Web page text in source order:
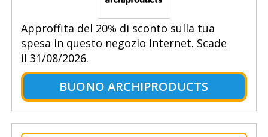
Approffita del 20% di sconto sulla tua
spesa in questo negozio Internet. Scade
il 31/08/2026.
BUONO ARCHIPRODUCTS